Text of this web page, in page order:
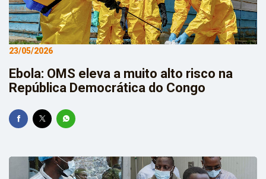
23/05/2026
Ebola: OMS eleva a muito alto risco na
República Democrática do Congo